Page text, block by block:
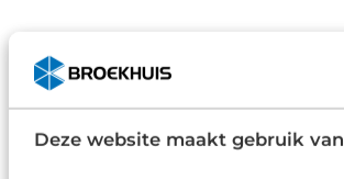
Deze website maakt gebruik
modderige, losse en technische
L6C draaisysteem zorgt voor een
stellen pasvorm, zelfs tijdens het
comfortabele, ademende bovenwerk
Specificaties
Merk
Shimano